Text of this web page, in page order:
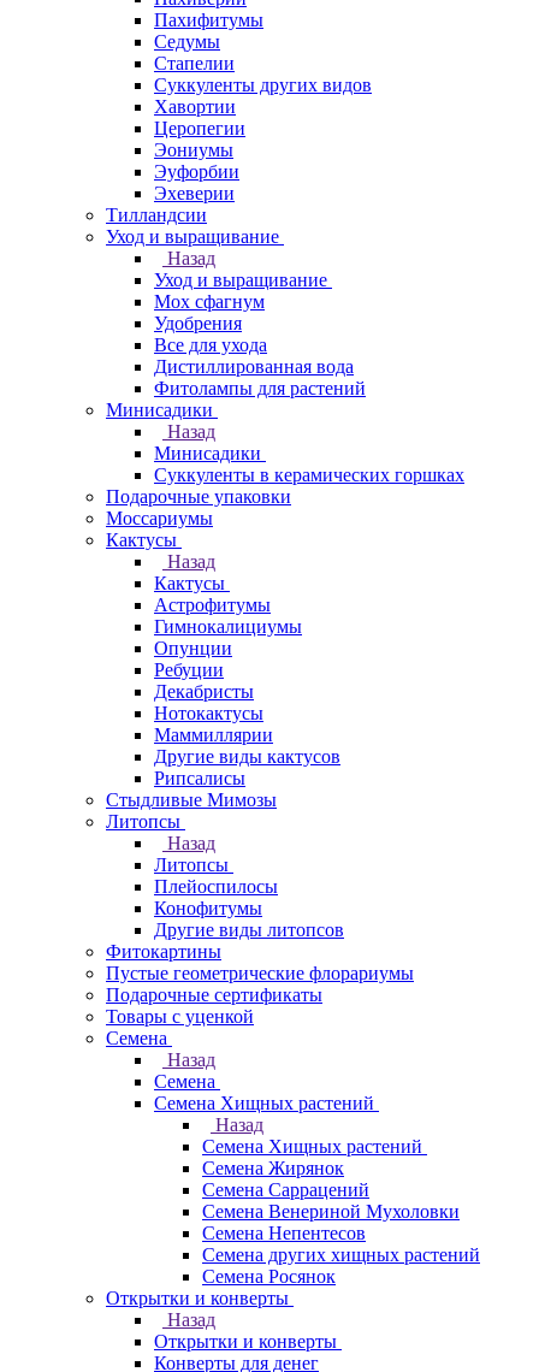
Пахифитумы
Седумы
Стапелии
Суккуленты других видов
Хавортии
Церопегии
Эониумы
Эуфорбии
Эхеверии
Тилландсии
Уход и выращивание
Назад
Уход и выращивание
Мох сфагнум
Удобрения
Все для ухода
Дистиллированная вода
Фитолампы для растений
Минисадики
Назад
Минисадики
Суккуленты в керамических горшках
Подарочные упаковки
Моссариумы
Кактусы
Назад
Кактусы
Астрофитумы
Гимнокалициумы
Опунции
Ребуции
Декабристы
Нотокактусы
Маммиллярии
Другие виды кактусов
Рипсалисы
Стыдливые Мимозы
Литопсы
Назад
Литопсы
Плейоспилосы
Конофитумы
Другие виды литопсов
Фитокартины
Пустые геометрические флорариумы
Подарочные сертификаты
Товары с уценкой
Семена
Назад
Семена
Семена Хищных растений
Назад
Семена Хищных растений
Семена Жирянок
Семена Саррацений
Семена Венериной Мухоловки
Семена Непентесов
Семена других хищных растений
Семена Росянок
Открытки и конверты
Назад
Открытки и конверты
Конверты для денег